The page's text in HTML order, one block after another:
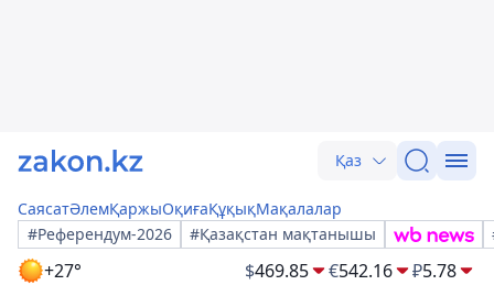
Қаз
СаясатӘлемҚаржыОқиғаҚұқықМақалалар
#Референдум-2026
#Қазақстан мақтанышы
+27° $469.85 €542.16 ₽5.78